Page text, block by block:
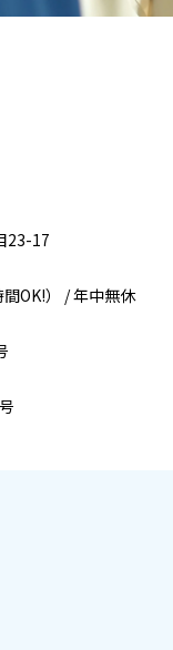
23-17
OK!） / 年中無休